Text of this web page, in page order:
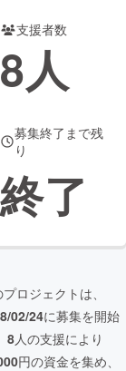
Creation
ュニティ
支援者数
8人
募集終了まで残
り
終了
ロジェクトは、
02/24に募集を開始
8人の支援により
円の資金を集め、